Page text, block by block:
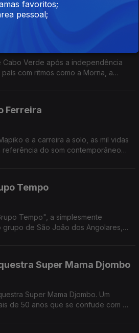
Um programa de Nuno Sardinha
Cabo Verde após a independência
com ritmos como a Morna, a
Ferreira
e a carreira a solo, as mil vidas
referência do som contemporâneo
Tempo
Tempo", a simplesmente
de São João dos Angolares,
Super Mama Djombo
Super Mama Djombo. Um
de 50 anos que se confude com a
favoritos;
pessoal;